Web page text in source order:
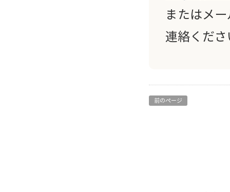
またはメ
連絡くだ
前のページ